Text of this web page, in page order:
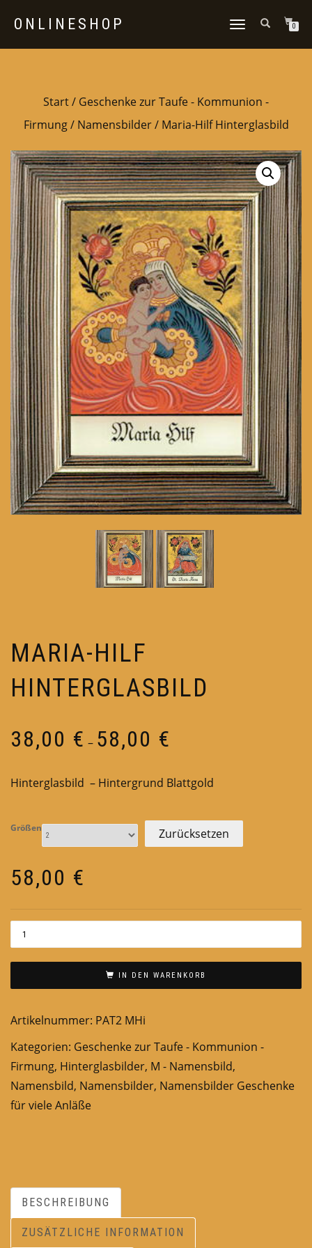
ONLINESHOP
NAVIGATION
0
Start/ Geschenke zur Taufe - Kommunion -
Firmung/ Namensbilder/ Maria-Hilf Hinterglasbild
MARIA-HILF
HINTERGLASBILD
38,00 € – 58,00 €
58,00 €
Hinterglasbild – Hintergrund Blattgold
Größen Zurücksetzen
58,00 €
IN DEN WARENKORB
Artikelnummer: PAT2 MHi
Kategorien: Geschenke zur Taufe - Kommunion -
Firmung, Hinterglasbilder, M - Namensbild,
Namensbild, Namensbilder, Namensbilder Geschenke
für viele Anläße
BESCHREIBUNG
ZUSÄTZLICHE INFORMATION